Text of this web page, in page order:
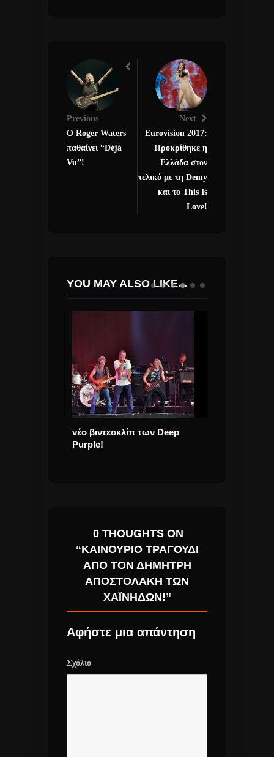
Previous
Ο Roger Waters
παθαίνει “Déjà
Vu”!
Next
Eurovision 2017:
Προκρίθηκε η
Ελλάδα στον
τελικό με τη Demy
και το This Is
Love!
YOU MAY ALSO LIKE...
νέο βιντεοκλίπ των Deep
Purple!
0 THOUGHTS ON
“ΚΑΙΝΟΎΡΙΟ ΤΡΑΓΟΎΔΙ
ΑΠΌ ΤΟΝ ΔΗΜΉΤΡΗ
ΑΠΟΣΤΟΛΆΚΗ ΤΩΝ
ΧΑΪ́ΝΗΔΩΝ!”
Αφήστε μια απάντηση
Σχόλιο